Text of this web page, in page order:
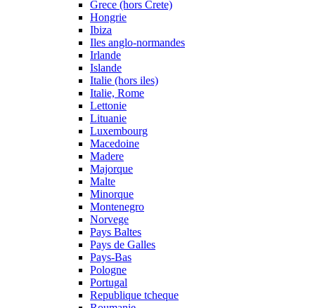
Grece (hors Crete)
Hongrie
Ibiza
Iles anglo-normandes
Irlande
Islande
Italie (hors iles)
Italie, Rome
Lettonie
Lituanie
Luxembourg
Macedoine
Madere
Majorque
Malte
Minorque
Montenegro
Norvege
Pays Baltes
Pays de Galles
Pays-Bas
Pologne
Portugal
Republique tcheque